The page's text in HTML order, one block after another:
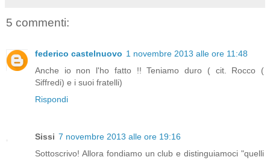
5 commenti:
federico castelnuovo 1 novembre 2013 alle ore 11:48
Anche io non l'ho fatto !! Teniamo duro ( cit. Rocco (
Siffredi) e i suoi fratelli)
Rispondi
Sissi 7 novembre 2013 alle ore 19:16
Sottoscrivo! Allora fondiamo un club e distinguiamoci "quelli